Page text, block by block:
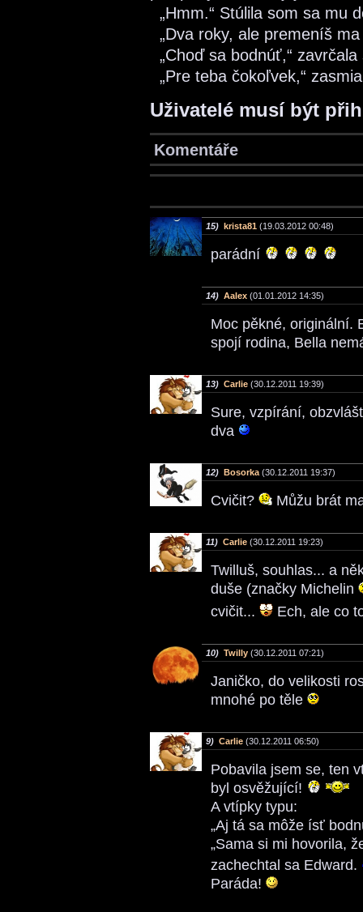
„Hmm.“ Stúlila som sa mu
„Dva roky, ale premeníš ma
„Choď sa bodnúť,“ zavrčala
„Pre teba čokoľvek,“
Uživatelé musí být
Komentáře
15) krista81 (19.03.2012 00:48)
parádní
14) Aalex (01.01.2012 14:35)
Moc pěkné, originální.
spojí rodina, Bella
13) Carlie (30.12.2011 19:39)
Sure, vzpírání,
dva
12) Bosorka (30.12.2011 19:37)
Cvičit? Můžu brát
11) Carlie (30.12.2011 19:23)
Twilluš, souhlas... a
duše (značky Michelin
cvičit...
Ech, ale co
10) Twilly (30.12.2011 07:21)
Janičko, do velikosti
mnohé po těle
9) Carlie (30.12.2011 06:50)
Pobavila jsem se, ten
byl osvěžující!
A vtípky typu:
„Aj tá sa môže ísť
„Sama si mi hovorila,
zachechtal sa Edward.
Paráda!